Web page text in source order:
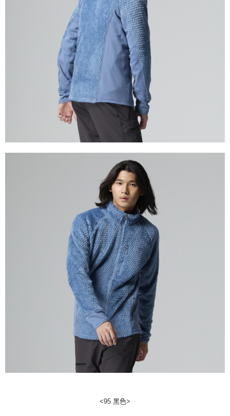
<95 黑色>